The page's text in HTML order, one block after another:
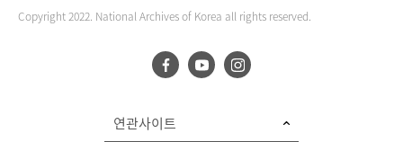
Copyright 2022. National Archives of Korea all rights reserved.
연관사이트